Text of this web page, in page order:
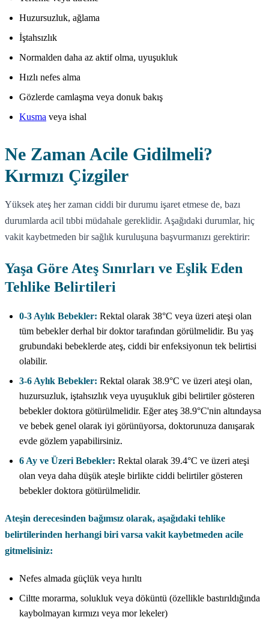
Huzursuzluk, ağlama
İştahsızlık
Normalden daha az aktif olma, uyuşukluk
Hızlı nefes alma
Gözlerde camlaşma veya donuk bakış
Kusma veya ishal
Ne Zaman Acile Gidilmeli?
Kırmızı Çizgiler
Yüksek ateş her zaman ciddi bir durumu işaret etmese de, bazı
durumlarda acil tıbbi müdahale gereklidir. Aşağıdaki durumlar, hiç
vakit kaybetmeden bir sağlık kuruluşuna başvurmanızı gerektirir:
Yaşa Göre Ateş Sınırları ve Eşlik Eden
Tehlike Belirtileri
0-3 Aylık Bebekler: Rektal olarak 38°C veya üzeri ateşi olan
tüm bebekler derhal bir doktor tarafından görülmelidir. Bu yaş
grubundaki bebeklerde ateş, ciddi bir enfeksiyonun tek belirtisi
olabilir.
3-6 Aylık Bebekler: Rektal olarak 38.9°C ve üzeri ateşi olan,
huzursuzluk, iştahsızlık veya uyuşukluk gibi belirtiler gösteren
bebekler doktora götürülmelidir. Eğer ateş 38.9°C'nin altındaysa
ve bebek genel olarak iyi görünüyorsa, doktorunuza danışarak
evde gözlem yapabilirsiniz.
6 Ay ve Üzeri Bebekler: Rektal olarak 39.4°C ve üzeri ateşi
olan veya daha düşük ateşle birlikte ciddi belirtiler gösteren
bebekler doktora götürülmelidir.
Ateşin derecesinden bağımsız olarak, aşağıdaki tehlike
belirtilerinden herhangi biri varsa vakit kaybetmeden acile
gitmelisiniz:
Nefes almada güçlük veya hırıltı
Ciltte morarma, solukluk veya döküntü (özellikle bastırıldığında
kaybolmayan kırmızı veya mor lekeler)